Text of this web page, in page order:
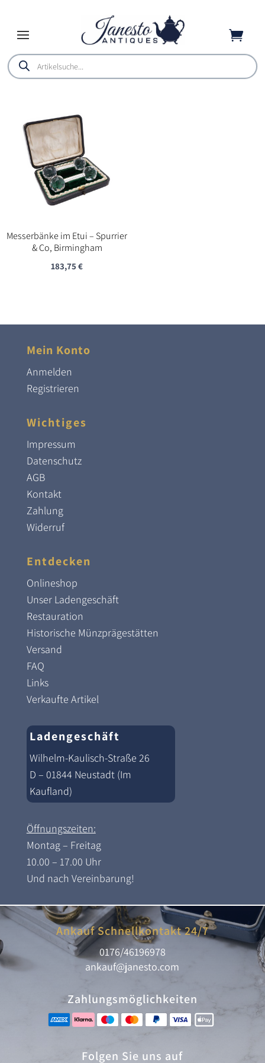

Products
search
Messerbänke im Etui – Spurrier
& Co, Birmingham
183,75€
Mein Konto
Anmelden
Registrieren
Wichtiges
Impressum
Datenschutz
AGB
Kontakt
Zahlung
Widerruf
Entdecken
Onlineshop
Unser Ladengeschäft
Restauration
Historische Münzprägestätten
Versand
FAQ
Links
Verkaufte Artikel
Ladengeschäft
Wilhelm-Kaulisch-Straße 26
D – 01844 Neustadt (Im
Kaufland)
Öffnungszeiten:
Montag – Freitag
10.00 – 17.00 Uhr
Und nach Vereinbarung!
Ankauf Schnellkontakt 24/7
0176/46196978
ankauf@janesto.com
Zahlungsmöglichkeiten
Folgen Sie uns auf